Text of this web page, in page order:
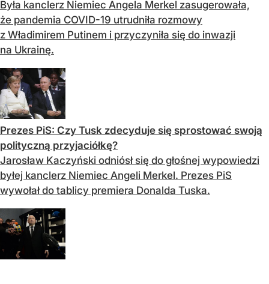
Była kanclerz Niemiec Angela Merkel zasugerowała,
że pandemia COVID-19 utrudniła rozmowy
z Władimirem Putinem i przyczyniła się do inwazji
na Ukrainę.
Prezes PiS: Czy Tusk zdecyduje się sprostować swoją
polityczną przyjaciółkę?
Jarosław Kaczyński odniósł się do głośnej wypowiedzi
byłej kanclerz Niemiec Angeli Merkel. Prezes PiS
wywołał do tablicy premiera Donalda Tuska.